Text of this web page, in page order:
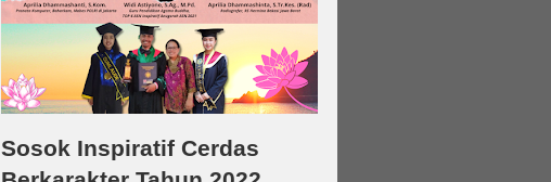
Sosok Inspiratif Cerdas